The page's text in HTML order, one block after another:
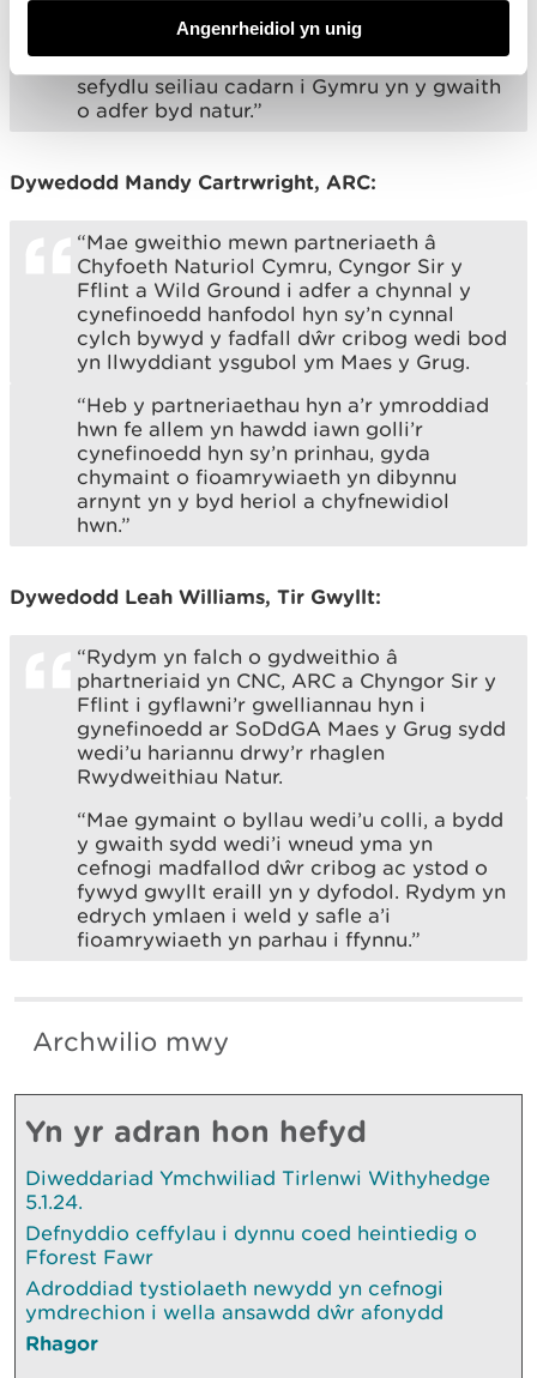
Angenrheidiol yn unig
o sefydliadau eraill ar brosiectau fel yr un
yma ym Maes y Grug, rydyn ni’n helpu i
sefydlu seiliau cadarn i Gymru yn y gwaith
o adfer byd natur.”
Dywedodd Mandy Cartrwright, ARC:
“Mae gweithio mewn partneriaeth â
Chyfoeth Naturiol Cymru, Cyngor Sir y
Fflint a Wild Ground i adfer a chynnal y
cynefinoedd hanfodol hyn sy’n cynnal
cylch bywyd y fadfall dŵr cribog wedi bod
yn llwyddiant ysgubol ym Maes y Grug.
“Heb y partneriaethau hyn a’r ymroddiad
hwn fe allem yn hawdd iawn golli’r
cynefinoedd hyn sy’n prinhau, gyda
chymaint o fioamrywiaeth yn dibynnu
arnynt yn y byd heriol a chyfnewidiol
hwn.”
Dywedodd Leah Williams, Tir Gwyllt:
“Rydym yn falch o gydweithio â
phartneriaid yn CNC, ARC a Chyngor Sir y
Fflint i gyflawni’r gwelliannau hyn i
gynefinoedd ar SoDdGA Maes y Grug sydd
wedi’u hariannu drwy’r rhaglen
Rwydweithiau Natur.
“Mae gymaint o byllau wedi’u colli, a bydd
y gwaith sydd wedi’i wneud yma yn
cefnogi madfallod dŵr cribog ac ystod o
fywyd gwyllt eraill yn y dyfodol. Rydym yn
edrych ymlaen i weld y safle a’i
fioamrywiaeth yn parhau i ffynnu.”
Archwilio mwy
Yn yr adran hon hefyd
Diweddariad Ymchwiliad Tirlenwi Withyhedge
5.1.24.
Defnyddio ceffylau i dynnu coed heintiedig o
Fforest Fawr
Adroddiad tystiolaeth newydd yn cefnogi
ymdrechion i wella ansawdd dŵr afonydd
Rhagor